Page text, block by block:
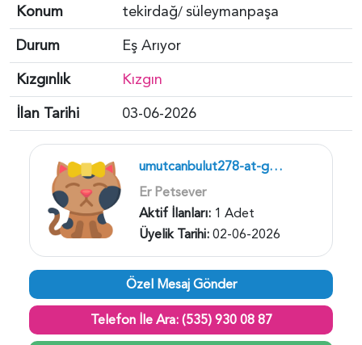
Konum
tekirdağ/süleymanpaşa
Durum
Eş Arıyor
Kızgınlık
Kızgın
İlan Tarihi
03-06-2026
umutcanbulut278-at-gmailcom
Er Petsever
Aktif İlanları: 1 Adet
Üyelik Tarihi:02-06-2026
Özel Mesaj Gönder
Telefon İle Ara: (535) 930 08 87